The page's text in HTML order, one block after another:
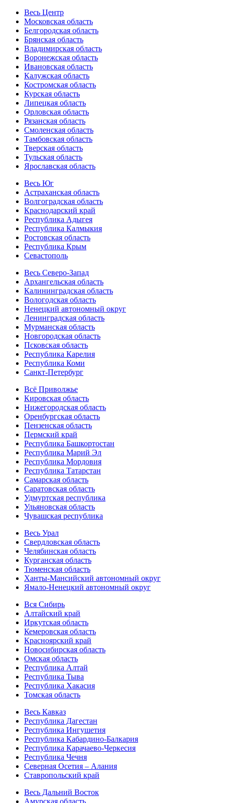
Весь Центр
Московская область
Белгородская область
Брянская область
Владимирская область
Воронежская область
Ивановская область
Калужская область
Костромская область
Курская область
Липецкая область
Орловская область
Рязанская область
Смоленская область
Тамбовская область
Тверская область
Тульская область
Ярославская область
Весь Юг
Астраханская область
Волгоградская область
Краснодарский край
Республика Адыгея
Республика Калмыкия
Ростовская область
Республика Крым
Севастополь
Весь Северо-Запад
Архангельская область
Калининградская область
Вологодская область
Ненецкий автономный округ
Ленинградская область
Мурманская область
Новгородская область
Псковская область
Республика Карелия
Республика Коми
Санкт-Петербург
Всё Приволжье
Кировская область
Нижегородская область
Оренбургская область
Пензенская область
Пермский край
Республика Башкортостан
Республика Марий Эл
Республика Мордовия
Республика Татарстан
Самарская область
Саратовская область
Удмуртская республика
Ульяновская область
Чувашская республика
Весь Урал
Свердловская область
Челябинская область
Курганская область
Тюменская область
Ханты-Мансийский автономный округ
Ямало-Ненецкий автономный округ
Вся Сибирь
Алтайский край
Иркутская область
Кемеровская область
Красноярский край
Новосибирская область
Омская область
Республика Алтай
Республика Тыва
Республика Хакасия
Томская область
Весь Кавказ
Республика Дагестан
Республика Ингушетия
Республика Кабардино-Балкария
Республика Карачаево-Черкесия
Республика Чечня
Северная Осетия – Алания
Ставропольский край
Весь Дальний Восток
Амурская область